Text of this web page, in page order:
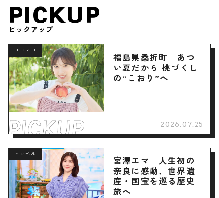
PICKUP
ピックアップ
ロコレコ
福島県桑折町｜あつ
い夏だから 桃づくし
の”こおり”へ
2026.07.25
トラベル
宮澤エマ 人生初の
奈良に感動、世界遺
産・国宝を巡る歴史
旅へ